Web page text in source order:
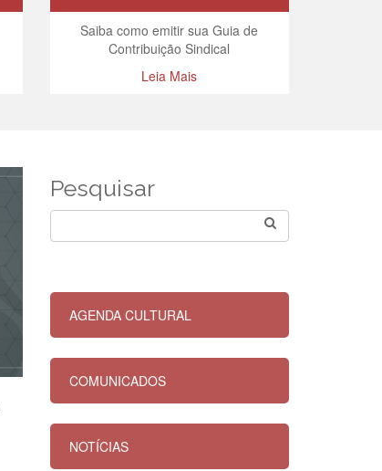
Saiba como emitir sua Guia de
Contribuição Sindical
Leia Mais
Pesquisar
AGENDA CULTURAL
COMUNICADOS
NOTÍCIAS